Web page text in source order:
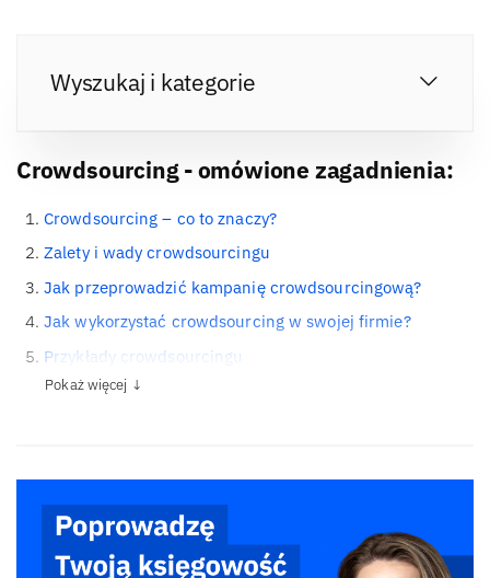
Wyszukaj i kategorie
Crowdsourcing - omówione zagadnienia:
Crowdsourcing – co to znaczy?
Zalety i wady crowdsourcingu
Jak przeprowadzić kampanię crowdsourcingową?
Jak wykorzystać crowdsourcing w swojej firmie?
Przykłady crowdsourcingu
Pokaż więcej ↓